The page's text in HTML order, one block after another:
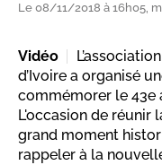
Le 08/11/2018 à 16h05,
Vidéo
d’Ivoire a organisé
commémorer le 43e
L'occasion de réunir
grand moment
rappeler à la